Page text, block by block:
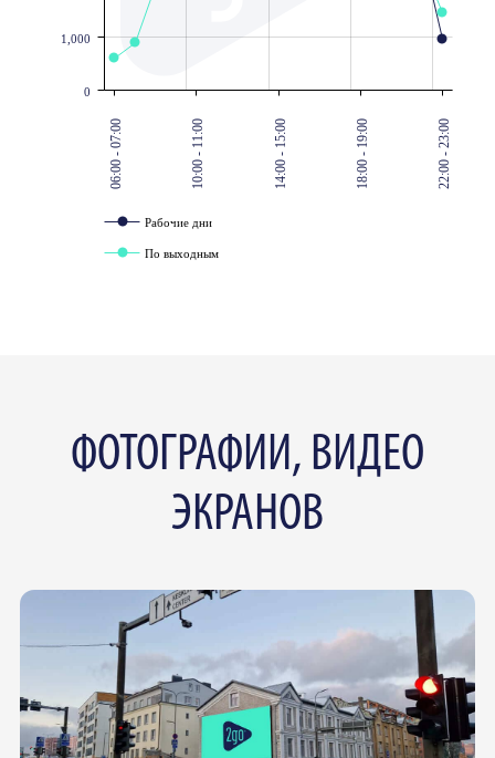
06:00 - 07:00 10:00 - 11:00 14:00 - 15:00 18:00 - 19:00 22:00 - 23:00
0
1,000
Рабочие дни
По выходным
ФОТОГРАФИИ, ВИДЕО
ЭКРАНОВ